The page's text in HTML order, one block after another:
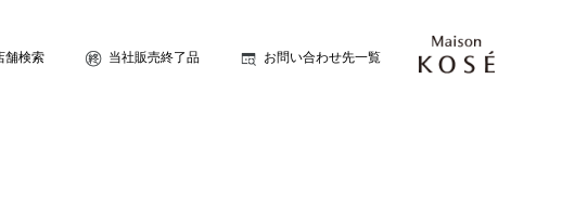
舗検索 当社販売終了品 お問い合わせ先一覧